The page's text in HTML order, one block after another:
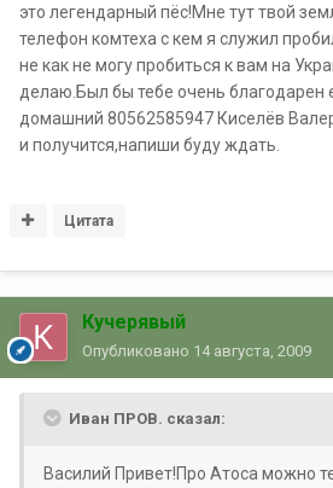
это легендарный пёс!Мне тут твой
телефон комтеха с кем я служил
не как не могу пробиться к вам на
делаю.Был бы тебе очень благодарен
домашний 80562585947 Киселёв
и получится,напиши буду ждать.
Цитата
Кучерявый
Опубликовано 14 августа, 2009
Иван ПРОВ. сказал:
Василий Привет!Про Атоса можно